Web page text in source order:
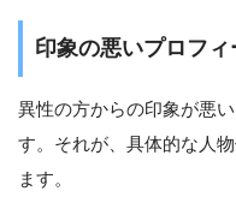
印象の悪いプロフィ
異性の方からの印象が悪
す。それが、具体的な人
ます。